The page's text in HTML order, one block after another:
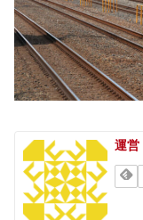
運営